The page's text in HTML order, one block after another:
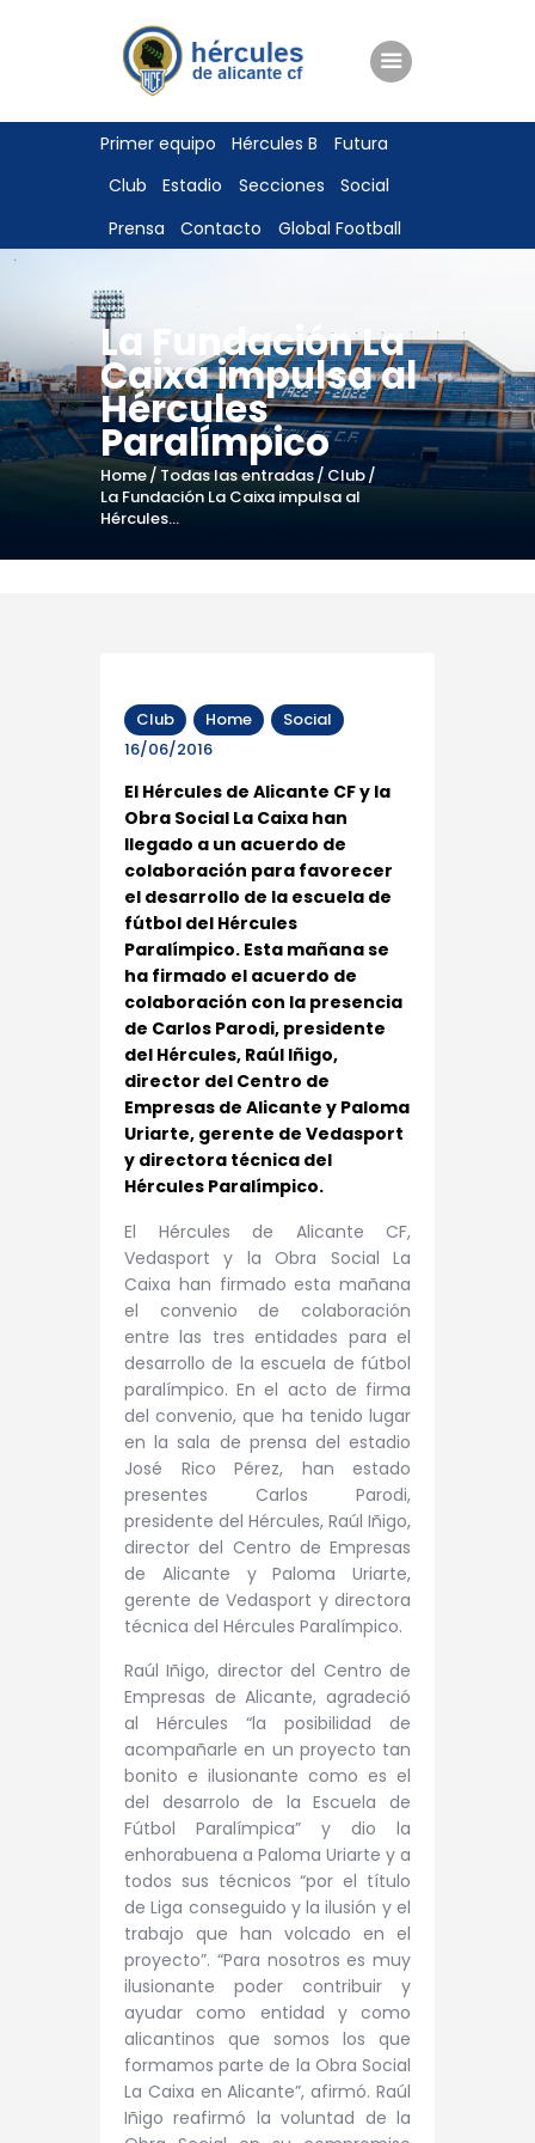
Primer equipo Hércules B
Futura
Club
Estadio Secciones
Social
Prensa
Contacto Global Football
La Fundación La
Caixa impulsa al
Hércules
Paralímpico
Home Todas las entradas
Club
La Fundación La Caixa impulsa al
Hércules...
ENTRADAS
TIENDA
HÉRCULESCF100
Club Home
Social
16/06/2016
El Hércules de Alicante CF y la
Obra Social La Caixa han
llegado a un acuerdo de
colaboración para favorecer
el desarrollo de la escuela de
fútbol del Hércules
Paralímpico. Esta mañana se
ha firmado el acuerdo de
colaboración con la presencia
de Carlos Parodi, presidente
del Hércules, Raúl Iñigo,
director del Centro de
Empresas de Alicante y Paloma
Uriarte, gerente de Vedasport
y directora técnica del
Hércules Paralímpico.
El Hércules de Alicante CF,
Vedasport y la Obra Social La
Caixa han firmado esta mañana
el convenio de colaboración
entre las tres entidades para el
desarrollo de la escuela de fútbol
paralímpico. En el acto de firma
del convenio, que ha tenido lugar
en la sala de prensa del estadio
José Rico Pérez, han estado
presentes Carlos Parodi,
presidente del Hércules, Raúl Iñigo,
director del Centro de Empresas
de Alicante y Paloma Uriarte,
gerente de Vedasport y directora
técnica del Hércules Paralímpico.
Raúl Iñigo, director del Centro de
Empresas de Alicante, agradeció
al Hércules “la posibilidad de
acompañarle en un proyecto tan
bonito e ilusionante como es el
del desarrolo de la Escuela de
Fútbol Paralímpica” y dio la
enhorabuena a Paloma Uriarte y a
todos sus técnicos “por el título
de Liga conseguido y la ilusión y el
trabajo que han volcado en el
proyecto”. “Para nosotros es muy
ilusionante poder contribuir y
ayudar como entidad y como
alicantinos que somos los que
formamos parte de la Obra Social
La Caixa en Alicante”, afirmó. Raúl
Iñigo reafirmó la voluntad de la